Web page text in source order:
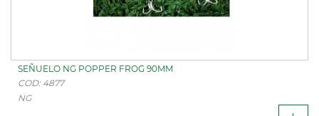
SEÑUELO NG POPPER FROG 90MM
COD: 4877
NG